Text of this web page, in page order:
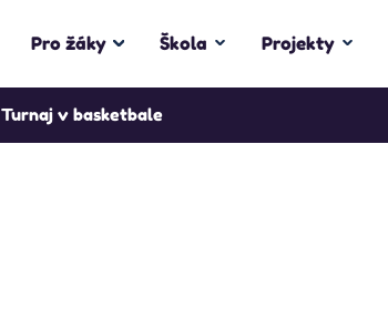
Pro žáky Škola Projekty
Turnaj v basketbale